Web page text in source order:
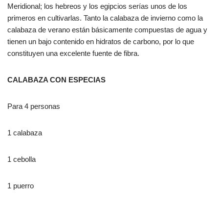
Meridional; los hebreos y los egipcios serías unos de los
primeros en cultivarlas. Tanto la calabaza de invierno como la
calabaza de verano están básicamente compuestas de agua y
tienen un bajo contenido en hidratos de carbono, por lo que
constituyen una excelente fuente de fibra.
CALABAZA CON ESPECIAS
Para 4 personas
1 calabaza
1 cebolla
1 puerro